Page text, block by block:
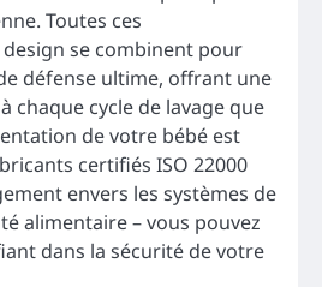
Toutes ces
se combinent pour
défense ultime, offrant une
chaque cycle de lavage que
de votre bébé est
certifiés ISO 22000
envers les systèmes de
alimentaire – vous pouvez
dans la sécurité de votre